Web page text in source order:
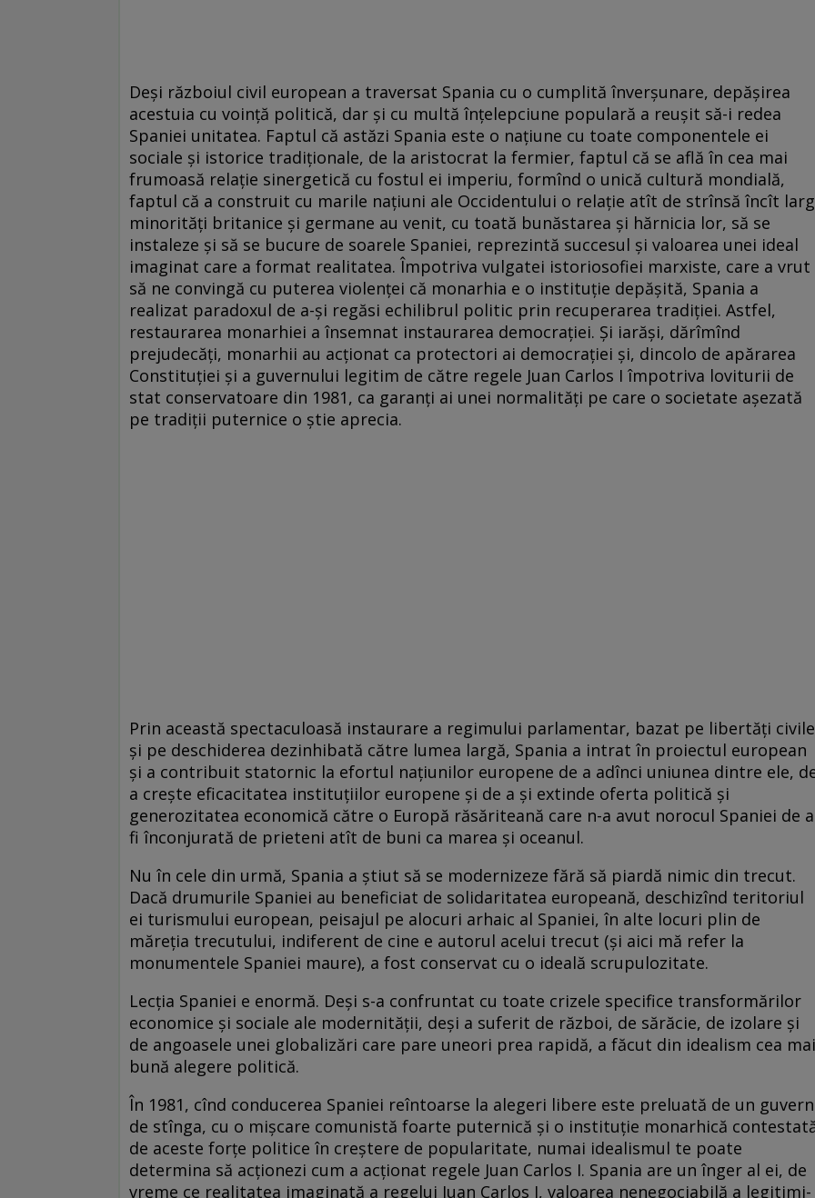
Deși războiul civil european a traversat Spania cu o cumplită înverșunare, depășirea
acestuia cu voință politică, dar și cu multă înțelepciune populară a reușit să-i redea
Spaniei unitatea. Faptul că astăzi Spania este o națiune cu toate componentele ei
sociale și istorice tradiționale, de la aristocrat la fermier, faptul că se află în cea mai
frumoasă relație sinergetică cu fostul ei imperiu, formînd o unică cultură mondială,
faptul că a construit cu marile națiuni ale Occidentului o relație atît de strînsă încît
minorități britanice și germane au venit, cu toată bunăstarea și hărnicia lor, să se
instaleze și să se bucure de soarele Spaniei, reprezintă succesul și valoarea unei ideal
imaginat care a format realitatea. Împotriva vulgatei istoriosofiei marxiste, care a vrut
să ne convingă cu puterea violenței că monarhia e o instituție depășită, Spania a
realizat paradoxul de a-și regăsi echilibrul politic prin recuperarea tradiției. Astfel,
restaurarea monarhiei a însemnat instaurarea democrației. Și iarăși, dărîmînd
prejudecăți, monarhii au acționat ca protectori ai democrației și, dincolo de apărarea
Constituției și a guvernului legitim de către regele Juan Carlos I împotriva loviturii de
stat conservatoare din 1981, ca garanți ai unei normalități pe care o societate așezată
pe tradiții puternice o știe aprecia.
Prin această spectaculoasă instaurare a regimului parlamentar, bazat pe libertăți civile
și pe deschiderea dezinhibată către lumea largă, Spania a intrat în proiectul european
și a contribuit statornic la efortul națiunilor europene de a adînci uniunea dintre ele,
a creș­te eficacitatea instituțiilor europene și de a și extinde oferta politică și
generozitatea economică către o Europă răsăriteană care n-a avut norocul Spaniei de a
fi înconjurată de prieteni atît de buni ca marea și oceanul.
Nu în cele din urmă, Spania a știut să se modernizeze fără să piardă nimic din trecut.
Dacă drumurile Spaniei au beneficiat de solidaritatea europeană, deschizînd teritoriul
ei turismului european, peisajul pe alocuri arhaic al Spaniei, în alte locuri plin de
măreția trecutului, indiferent de cine e autorul acelui trecut (și aici mă refer la
monumentele Spaniei maure), a fost conservat cu o ideală scrupulozitate.
Lecția Spaniei e enormă. Deși s-a confruntat cu toate crizele specifice transformărilor
economice și sociale ale modernității, deși a suferit de război, de sărăcie, de izolare și
de angoasele unei globalizări care pare uneori prea rapidă, a făcut din idealism cea mai
bună alegere politică.
În 1981, cînd conducerea Spaniei reîntoarse la alegeri libere este preluată de un guvern
de stînga, cu o mișcare comunistă foarte puternică și o instituție monarhică
de aceste forțe politice în creștere de popularitate, numai idealismul te poate
determina să acționezi cum a acționat regele Juan Carlos I. Spania are un înger al ei, de
vreme ce realitatea imaginată a regelui Juan Carlos I, valoarea nenegociabilă a le­gi­timi­